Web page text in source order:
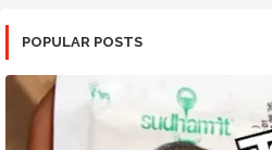
POPULAR POSTS